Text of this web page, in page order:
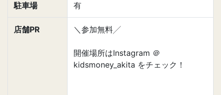
駐車場 有
店舗PR ＼参加無料╱
開催場所はInstagram ＠
kidsmoney_akita をチェック！